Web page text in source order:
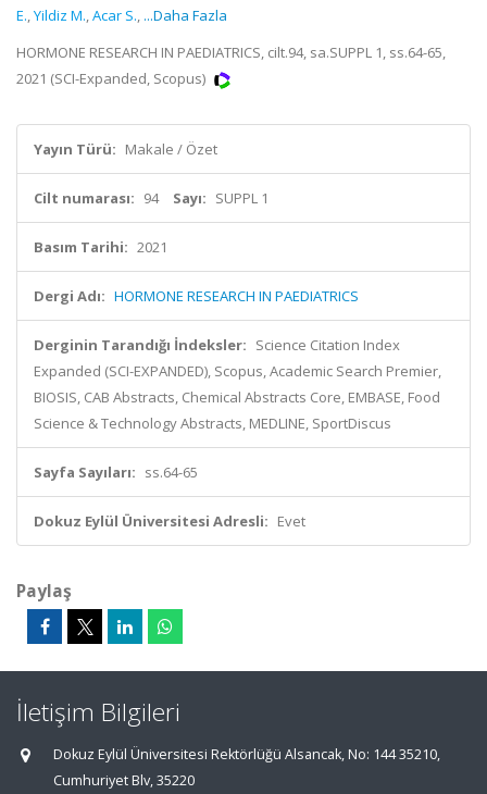
E.,Yildiz M.,Acar S., ...Daha Fazla
HORMONE RESEARCH IN PAEDIATRICS, cilt.94, sa.SUPPL 1, ss.64-65,
2021 (SCI-Expanded, Scopus)
Yayın Türü: Makale / Özet
Cilt numarası: 94 Sayı: SUPPL 1
Basım Tarihi: 2021
Dergi Adı: HORMONE RESEARCH IN PAEDIATRICS
Derginin Tarandığı İndeksler: Science Citation Index
Expanded (SCI-EXPANDED), Scopus, Academic Search Premier,
BIOSIS, CAB Abstracts, Chemical Abstracts Core, EMBASE, Food
Science & Technology Abstracts, MEDLINE, SportDiscus
Sayfa Sayıları: ss.64-65
Dokuz Eylül Üniversitesi Adresli: Evet
Paylaş
İletişim Bilgileri
Dokuz Eylül Üniversitesi Rektörlüğü Alsancak, No: 144 35210,
Cumhuriyet Blv, 35220